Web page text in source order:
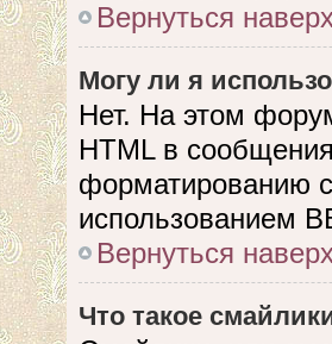
Вернуться
Могу ли я
Нет. На этом
HTML в
форматированию
использованием
Вернуться
Что такое